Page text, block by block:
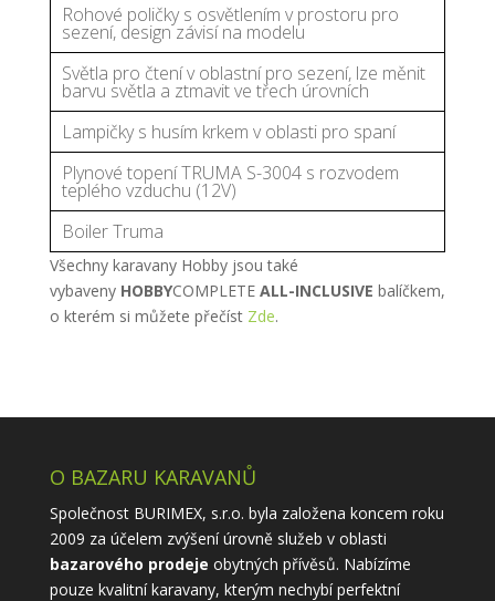
Rohové poličky s osvětlením v prostoru pro
sezení, design závisí na modelu
Světla pro čtení v oblastní pro sezení, lze měnit
barvu světla a ztmavit ve třech úrovních
Lampičky s husím krkem v oblasti pro spaní
Plynové topení TRUMA S-3004 s rozvodem
teplého vzduchu (12V)
Boiler Truma
Všechny karavany Hobby jsou také
vybaveny HOBBYCOMPLETE ALL-INCLUSIVE balíčkem,
o kterém si můžete přečíst Zde.
O BAZARU KARAVANŮ
Společnost BURIMEX, s.r.o. byla založena koncem roku
2009 za účelem zvýšení úrovně služeb v oblasti
bazarového prodeje obytných přívěsů. Nabízíme
pouze kvalitní karavany, kterým nechybí perfektní